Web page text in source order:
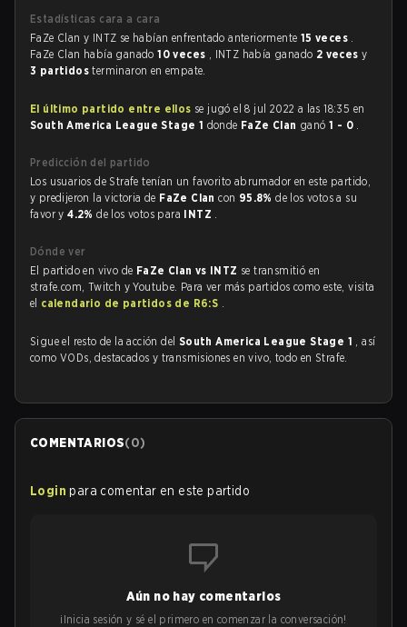
Estadísticas cara a cara
FaZe Clan y INTZ se habían enfrentado anteriormente 15 veces .
FaZe Clan había ganado10 veces , INTZ había ganado 2 vecesy
3 partidosterminaron en empate.
El último partido entre ellos se jugó el 8 jul 2022 a las 18:35 en
South America League Stage 1 donde FaZe Clan ganó1 - 0 .
Predicción del partido
Los usuarios de Strafe tenían un favorito abrumador en este partido,
y predijeron la victoria de FaZe Clancon 95.8%de los votos a su
favor y4.2%de los votos para INTZ .
Dónde ver
El partido en vivo de FaZe Clan vs INTZ se transmitió en
strafe.com, Twitch y Youtube. Para ver más partidos como este, visita
el calendario de partidos de R6:S .
Sigue el resto de la acción del South America League Stage 1 , así
como VODs, destacados y transmisiones en vivo, todo en Strafe.
COMENTARIOS(0)
Login para comentar en este partido
Aún no hay comentarios
¡Inicia sesión y sé el primero en comenzar la conversación!